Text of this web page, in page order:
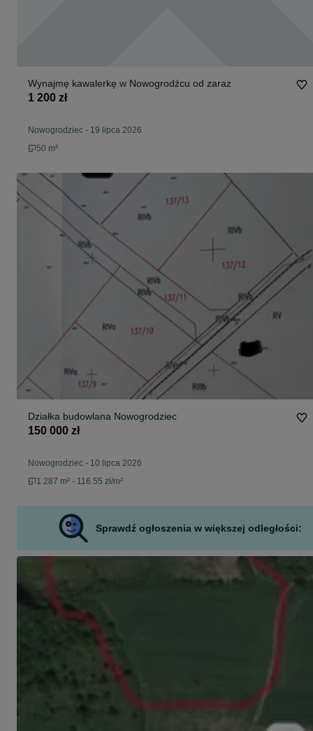
Wynajmę kawalerkę w Nowogrodźcu od zaraz
1 200 zł
Nowogrodziec - 19 lipca 2026
50 m²
Działka budowlana Nowogrodziec
150 000 zł
Nowogrodziec - 10 lipca 2026
1 287 m² - 116.55 zł/m²
Sprawdź ogłoszenia w większej odległości: